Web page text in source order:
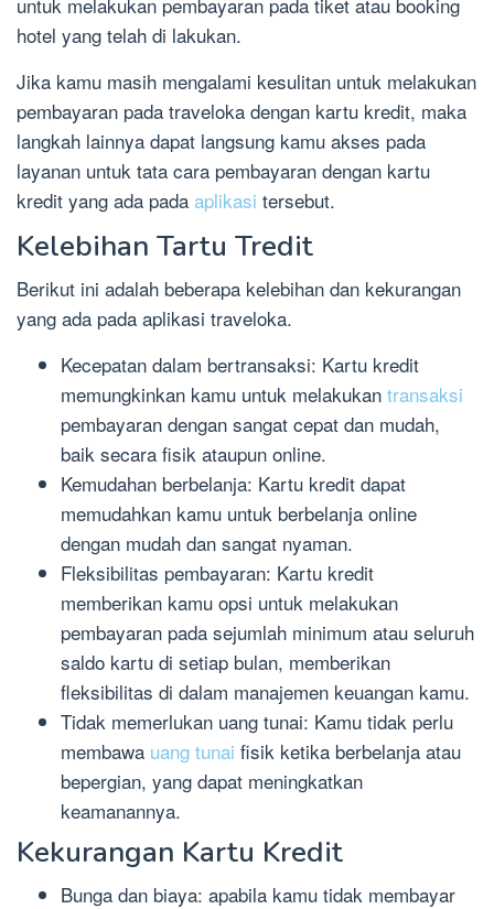
hotel yang telah di lakukan.
Jika kamu masih mengalami kesulitan untuk melakukan
pembayaran pada traveloka dengan kartu kredit, maka
langkah lainnya dapat langsung kamu akses pada
layanan untuk tata cara pembayaran dengan kartu
kredit yang ada pada aplikasi tersebut.
Kelebihan Tartu Tredit
Berikut ini adalah beberapa kelebihan dan kekurangan
yang ada pada aplikasi traveloka.
Kecepatan dalam bertransaksi: Kartu kredit
memungkinkan kamu untuk melakukan transaksi
pembayaran dengan sangat cepat dan mudah,
baik secara fisik ataupun online.
Kemudahan berbelanja: Kartu kredit dapat
memudahkan kamu untuk berbelanja online
dengan mudah dan sangat nyaman.
Fleksibilitas pembayaran: Kartu kredit
memberikan kamu opsi untuk melakukan
pembayaran pada sejumlah minimum atau seluruh
saldo kartu di setiap bulan, memberikan
fleksibilitas di dalam manajemen keuangan kamu.
Tidak memerlukan uang tunai: Kamu tidak perlu
membawa uang tunai fisik ketika berbelanja atau
bepergian, yang dapat meningkatkan
keamanannya.
Kekurangan Kartu Kredit
Bunga dan biaya: apabila kamu tidak membayar